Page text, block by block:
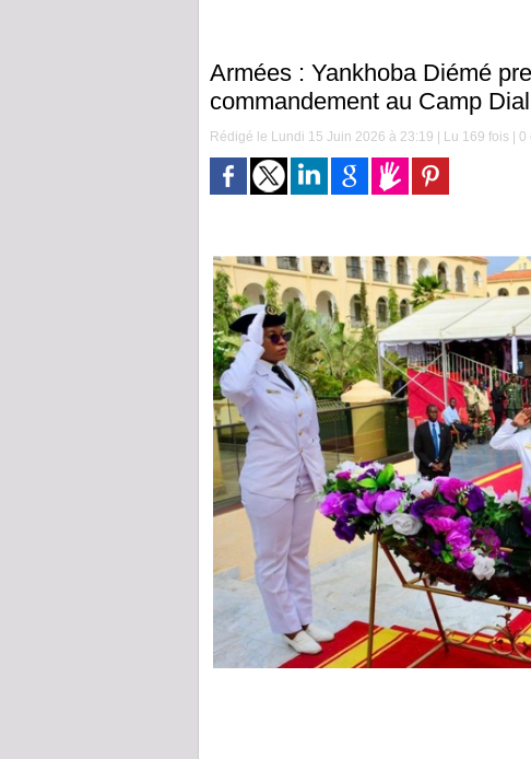
Armées : Yankhoba Diémé
commandement au Camp
Rédigé le Lundi 15 Juin 2026 à 23:19 | Lu 169 fois | 0